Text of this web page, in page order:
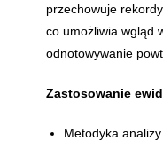
przechowuje
co umożliwia wgląd
odnotowywanie
Zastosowanie
Metodyka